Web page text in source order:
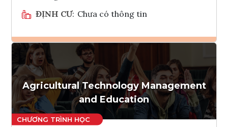
ĐỊNH CƯ: Chưa có thông tin
Ghi danh
Tham vấn Interlink
Agricultural Technology Management
and Education